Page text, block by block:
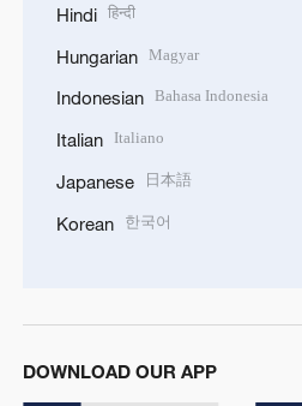
Hindi हिन्दी
Hungarian Magyar
Indonesian Bahasa Indonesia
Italian Italiano
Japanese 日本語
Korean 한국어
DOWNLOAD OUR APP